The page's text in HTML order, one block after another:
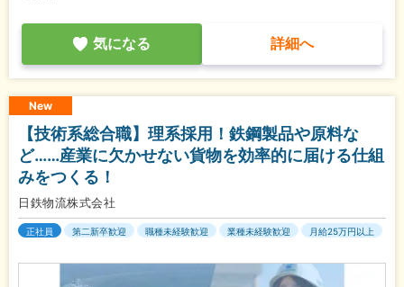
気になる 詳細へ
New
【技術系総合職】理系採用！鉄鋼製品や原料な
ど……産業に欠かせない貨物を効率的に届ける仕組
みをつくる！
日鉄物流株式会社
正社員 第二新卒歓迎 職種未経験歓迎 業種未経験歓迎 月給25万円以上